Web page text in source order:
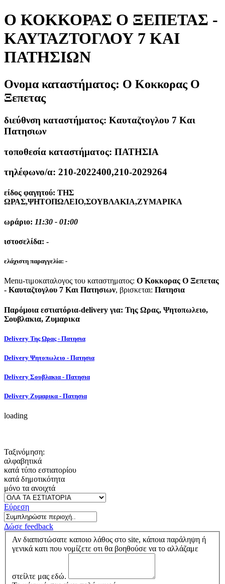
Ο ΚΟΚΚΟΡΑΣ Ο ΞΕΠΕΤΑΣ -
ΚΑΥΤΑΖΤΟΓΛΟΥ 7 ΚΑΙ
ΠΑΤΗΣΙΩΝ
Ονομα καταστήματος: Ο Κοκκορας Ο
Ξεπετας
διεύθνση καταστήματος: Καυταζτογλου 7 Και
Πατησιων
τοποθεσία καταστήματος: ΠΑΤΗΣΙΑ
τηλέφωνο/α: 210-2022400,210-2029264
είδος φαγητού: ΤΗΣ
ΩΡΑΣ,ΨΗΤΟΠΩΛΕΙΟ,ΣΟΥΒΛΑΚΙΑ,ΖΥΜΑΡΙΚΑ
ωράριο: 11:30 - 01:00
ιστοσελίδα: -
ελάχιστη παραγγελία: -
Menu-τιμοκαταλογος του καταστηματος: Ο Κοκκορας Ο Ξεπετας
- Καυταζτογλου 7 Και Πατησιων, βρισκεται: Πατησια
Παρόμοια εστιατόρια-delivery για: Της Ωρας, Ψητοπωλειο,
Σουβλακια, Ζυμαρικα
Delivery Της Ωρας - Πατησια
Delivery Ψητοπωλειο - Πατησια
Delivery Σουβλακια - Πατησια
Delivery Ζυμαρικα - Πατησια
loading
Ταξινόμηση:
αλφαβητικά
κατά τύπο εστιατορίου
κατά δημοτικότητα
μόνο τα ανοιχτά
Εύρεση
Δώσε feedback
Αν διαπιστώσατε καποιο λάθος στο site, κάποια παράληψη ή
γενικά κατι που νομίζετε οτι θα βοηθούσε να το αλλάζαμε
στείλτε μας εδώ.